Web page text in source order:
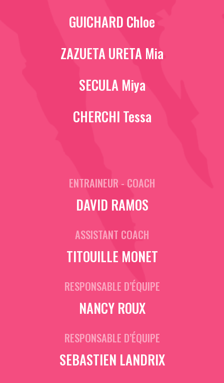
GUICHARD Chloe
ZAZUETA URETA Mia
SECULA Miya
CHERCHI Tessa
ENTRAINEUR - COACH
DAVID RAMOS
ASSISTANT COACH
TITOUILLE MONET
RESPONSABLE D’ÉQUIPE
NANCY ROUX
RESPONSABLE D’ÉQUIPE
SEBASTIEN LANDRIX